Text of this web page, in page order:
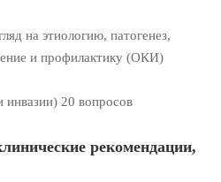
на этиологию, патогенез,
и профилактику (ОКИ)
инвазии) 20 вопросов
рекомендации,